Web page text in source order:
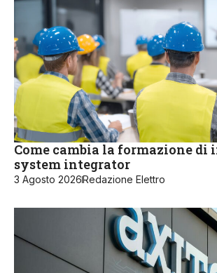
Come cambia la formazione
system integrator
3 Agosto 2026 Redazione Elettro